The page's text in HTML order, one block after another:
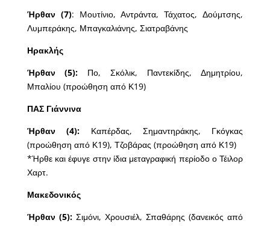
Ήρθαν (7): Mουτίνιο, Αντράντα, Τάχατος, Δούμτσης,
Λυμπεράκης, Μπαγκαλιάνης, Σιατραβάνης
Ηρακλής
Ήρθαν (5): Πο, Σκόλικ, Παντεκίδης, Δημητρίου,
Μπαλίου (προώθηση από Κ19)
ΠΑΣ Γιάννινα
Ήρθαν (4): Καπέρδας, Σημαντηράκης, Γκόγκας
(προώθηση από Κ19), Τζοβάρας (προώθηση από Κ19)
*Ήρθε και έφυγε στην ίδια μεταγραφική περίοδο ο Τέιλορ
Χαρτ.
Μακεδονικός
Ήρθαν (5):Σιμόνι, Χρουσιέλ, Σπαθάρης (δανεικός από